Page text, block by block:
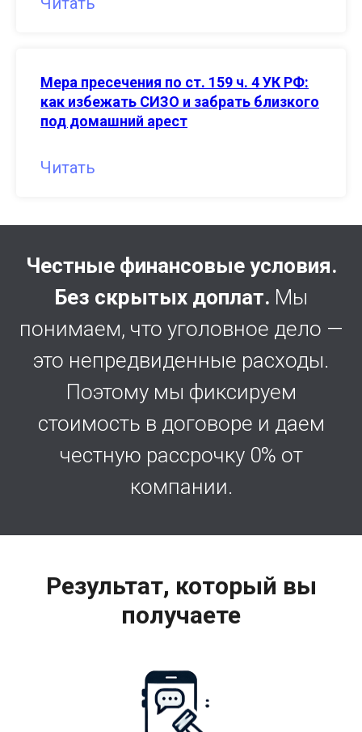
Мера пресечения по ст. 159 ч. 4 УК РФ:
как избежать СИЗО и забрать близкого
под домашний арест
Читать
Честные финансовые условия.
Без скрытых доплат. Мы
понимаем, что уголовное дело —
это непредвиденные расходы.
Поэтому мы фиксируем
стоимость в договоре и даем
честную рассрочку 0% от
компании.
Результат, который вы
получаете